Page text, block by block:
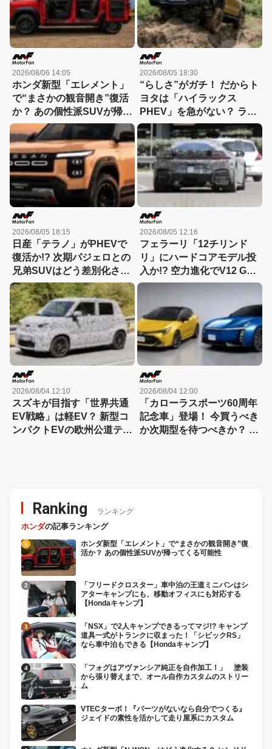
2026/08/06 14:05
ホンダ新型「エレメント」
で“まさかの観音開き”復活
か？ あの個性派SUVが帰っ
てくる可能性
2026/08/05 18:30
“らしさ”がガチ！ だからト
ヨタは「ハイラックス
PHEV」を急がない？ ライ
バルとは異なる電動化戦略
を読み解く
2026/08/05 18:15
日産「テラノ」がPHEVで
復活か!? 次期パジェロとの
兄弟SUVはどう差別化され
る？
2026/08/05 12:16
フェラーリ「12チリンド
リ」にハードコアモデル投
入か!? 空力進化でV12 GT
は新たな領域へ
2026/08/04 12:10
スズキが目指す「世界共通
EV戦略」は軽EV？ 新型コ
ンパクトEVの欧州公道テス
2026/08/04 12:00
「カローラスポーツ60周年
記念車」登場！ 今買うべき
か次期型を待つべきか？ ハ
Ranking ランキング
ホンダの記事ランキング
ホンダ新型「エレメント」で“まさかの観音開き”復
活か？ あの個性派SUVが帰ってくる可能性
「フリードクロスター」車中泊の王道ミニバンはシ
アターキャンプにも、移動オフィスにも対応する
【Hondaキャンプ】
「NSX」で2人キャンプできるってマジ!? キャンプ
道具一式がトランクに収まった！「シビックRS」
なら車中泊もできる【Hondaキャンプ】
「フォグはアヴァンシア純正を自作加工！」 塗装
から張り替えまで、オール自作カスタムのストリー
ム
VTECターボ！『パーツがないなら自分でつくる』
ジェイドの素性を活かして走り屋系にカスタム